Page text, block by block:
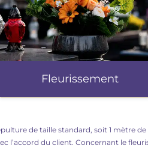
Fleurissement
de taille standard, soit 1 mètre
l’accord du client. Concernant le